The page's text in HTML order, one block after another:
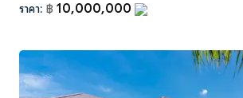
ราคา: ฿ 10,000,000